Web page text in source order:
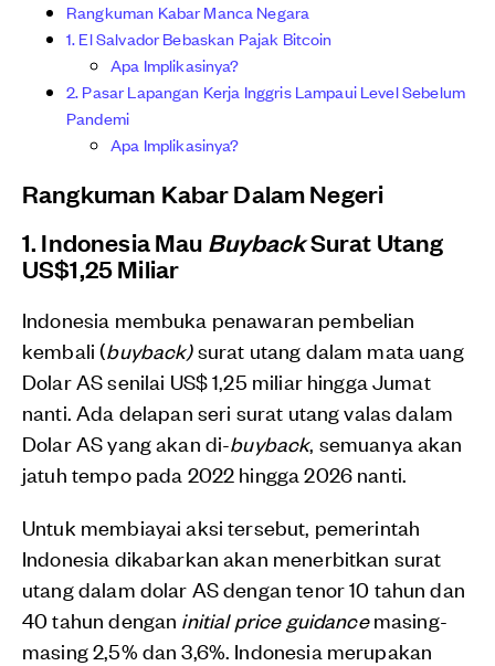
Rangkuman Kabar Manca Negara
1. El Salvador Bebaskan Pajak Bitcoin
Apa Implikasinya?
2. Pasar Lapangan Kerja Inggris Lampaui Level Sebelum
Pandemi
Apa Implikasinya?
Rangkuman Kabar Dalam Negeri
1. Indonesia Mau BuybackSurat Utang
US$1,25 Miliar
Indonesia membuka penawaran pembelian
kembali (buyback)surat utang dalam mata uang
Dolar AS senilai US$ 1,25 miliar hingga Jumat
nanti. Ada delapan seri surat utang valas dalam
Dolar AS yang akan di-buyback, semuanya akan
jatuh tempo pada 2022 hingga 2026 nanti.
Untuk membiayai aksi tersebut, pemerintah
Indonesia dikabarkan akan menerbitkan surat
utang dalam dolar AS dengan tenor 10 tahun dan
40 tahun dengan initial price guidancemasing-
masing 2,5% dan 3,6%. Indonesia merupakan